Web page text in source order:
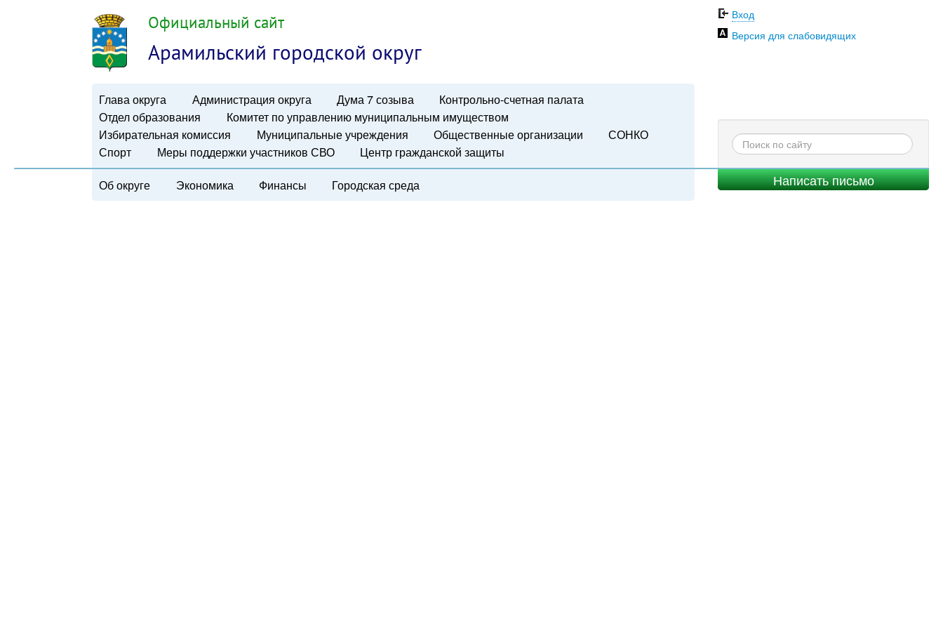
Официальный сайт
Арамильский городской округ
Глава округа Администрация округа Дума 7 созыва
Контрольно-счетная палата
Отдел образования
Комитет по управлению муниципальным имуществом
Избирательная комиссия
Муниципальные учреждения Общественные организации
СОНКО
Спорт
Меры поддержки участников СВО Центр гражданской защиты
Вход
Версия для слабовидящих
Написать письмо
Об округе Экономика Финансы Городская среда